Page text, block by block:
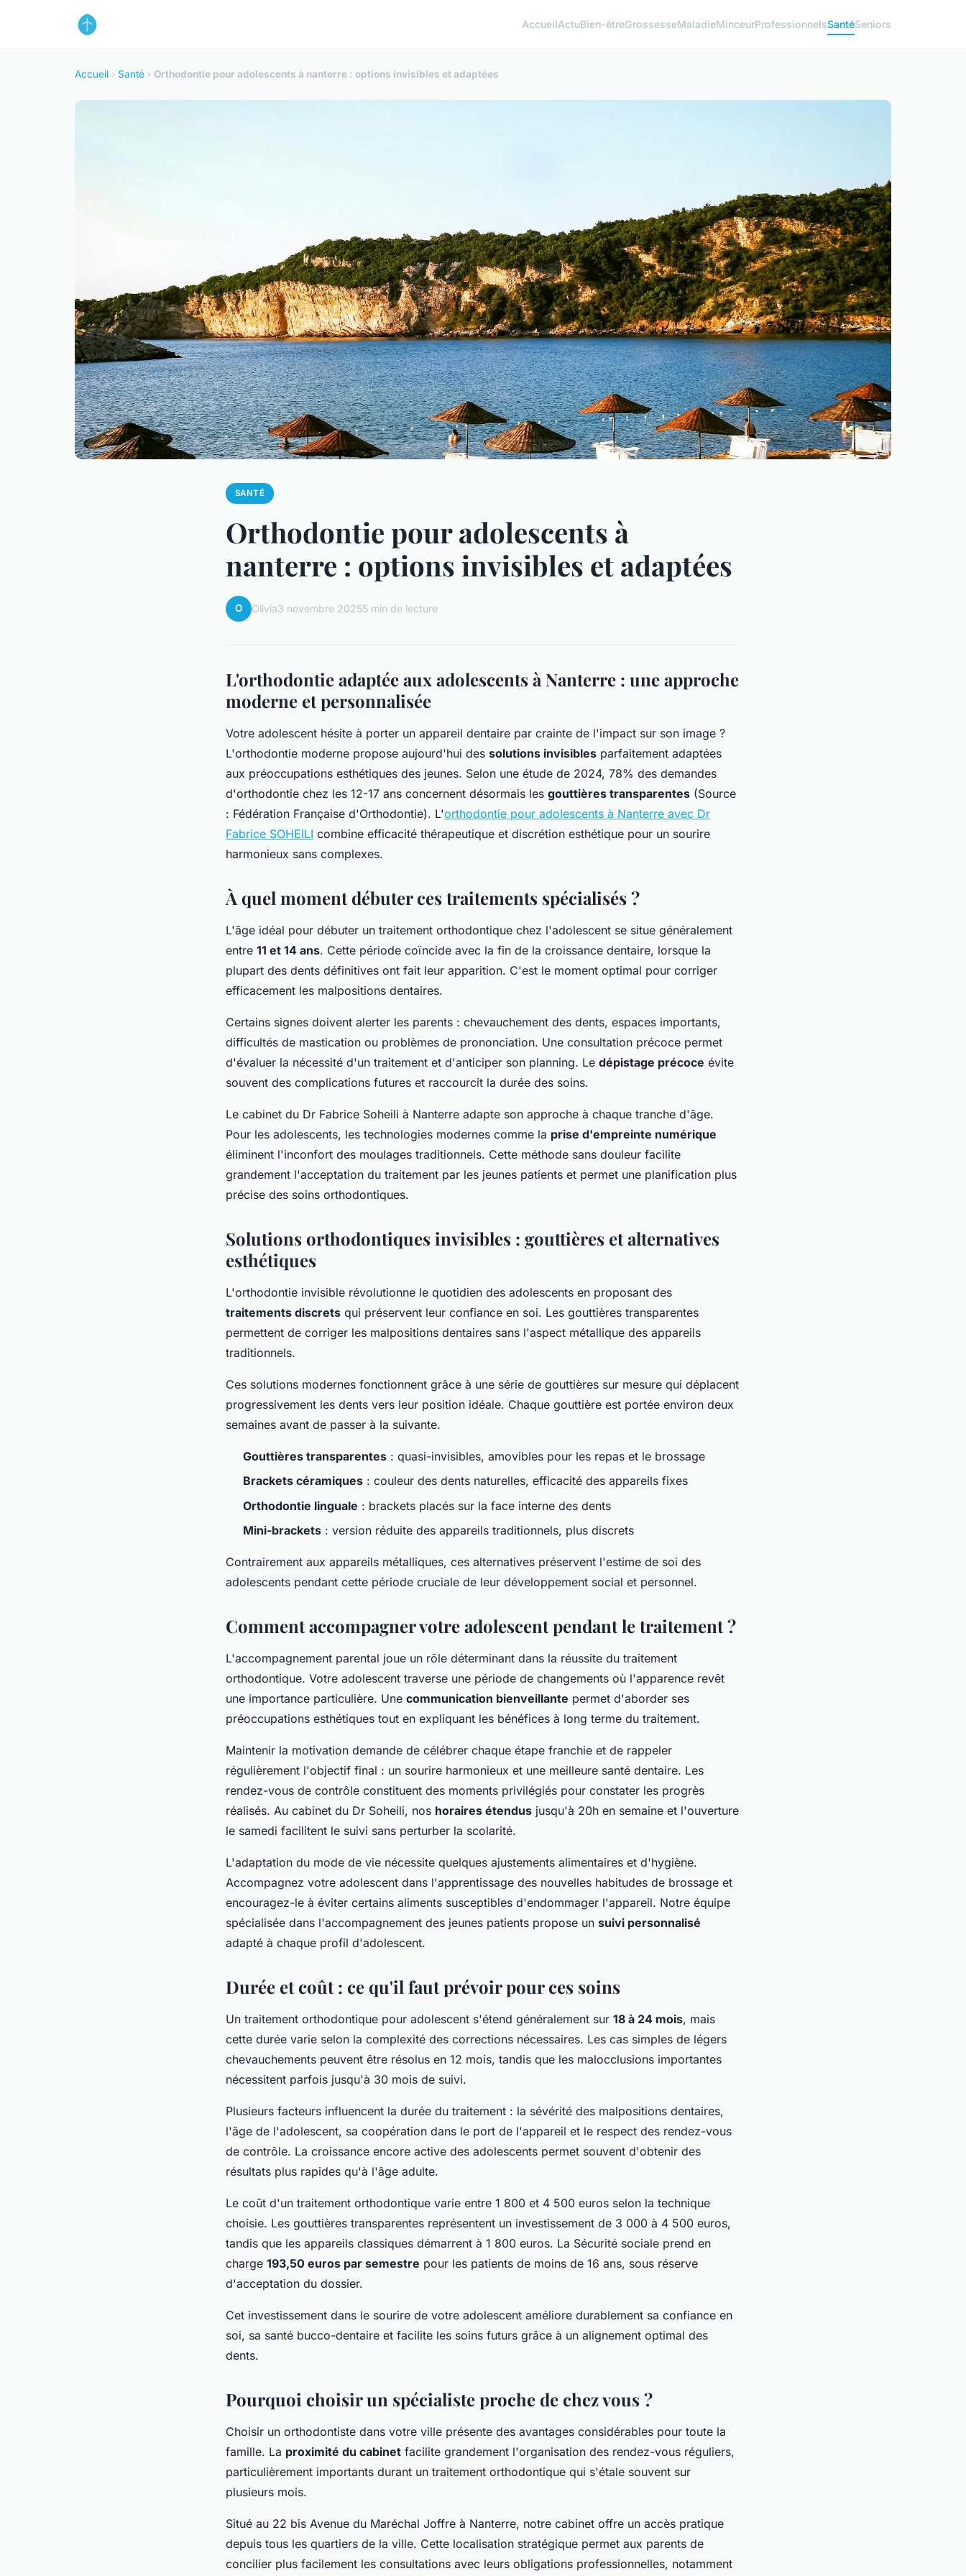
AccueilActuBien-êtreGrossesseMaladieMinceurProfessionnelsSantéSeniors
Accueil › Santé › Orthodontie pour adolescents à nanterre : options invisibles et adaptées
SANTÉ
Orthodontie pour adolescents à
nanterre : options invisibles et adaptées
O Olivia3 novembre 20255 min de lecture
L'orthodontie adaptée aux adolescents à Nanterre : une approche
moderne et personnalisée
Votre adolescent hésite à porter un appareil dentaire par crainte de l'impact sur son image ?
L'orthodontie moderne propose aujourd'hui des solutions invisibles parfaitement adaptées
aux préoccupations esthétiques des jeunes. Selon une étude de 2024, 78% des demandes
d'orthodontie chez les 12-17 ans concernent désormais les gouttières transparentes (Source
: Fédération Française d'Orthodontie). L'orthodontie pour adolescents à Nanterre avec Dr
Fabrice SOHEILI combine efficacité thérapeutique et discrétion esthétique pour un sourire
harmonieux sans complexes.
À quel moment débuter ces traitements spécialisés ?
L'âge idéal pour débuter un traitement orthodontique chez l'adolescent se situe généralement
entre 11 et 14 ans. Cette période coïncide avec la fin de la croissance dentaire, lorsque la
plupart des dents définitives ont fait leur apparition. C'est le moment optimal pour corriger
efficacement les malpositions dentaires.
Certains signes doivent alerter les parents : chevauchement des dents, espaces importants,
difficultés de mastication ou problèmes de prononciation. Une consultation précoce permet
d'évaluer la nécessité d'un traitement et d'anticiper son planning. Le dépistage précoce évite
souvent des complications futures et raccourcit la durée des soins.
Le cabinet du Dr Fabrice Soheili à Nanterre adapte son approche à chaque tranche d'âge.
Pour les adolescents, les technologies modernes comme la prise d'empreinte numérique
éliminent l'inconfort des moulages traditionnels. Cette méthode sans douleur facilite
grandement l'acceptation du traitement par les jeunes patients et permet une planification plus
précise des soins orthodontiques.
Solutions orthodontiques invisibles : gouttières et alternatives
esthétiques
L'orthodontie invisible révolutionne le quotidien des adolescents en proposant des
traitements discrets qui préservent leur confiance en soi. Les gouttières transparentes
permettent de corriger les malpositions dentaires sans l'aspect métallique des appareils
traditionnels.
Ces solutions modernes fonctionnent grâce à une série de gouttières sur mesure qui déplacent
progressivement les dents vers leur position idéale. Chaque gouttière est portée environ deux
semaines avant de passer à la suivante.
Gouttières transparentes : quasi-invisibles, amovibles pour les repas et le brossage
Brackets céramiques : couleur des dents naturelles, efficacité des appareils fixes
Orthodontie linguale : brackets placés sur la face interne des dents
Mini-brackets : version réduite des appareils traditionnels, plus discrets
Contrairement aux appareils métalliques, ces alternatives préservent l'estime de soi des
adolescents pendant cette période cruciale de leur développement social et personnel.
Comment accompagner votre adolescent pendant le traitement ?
L'accompagnement parental joue un rôle déterminant dans la réussite du traitement
orthodontique. Votre adolescent traverse une période de changements où l'apparence revêt
une importance particulière. Une communication bienveillante permet d'aborder ses
préoccupations esthétiques tout en expliquant les bénéfices à long terme du traitement.
Maintenir la motivation demande de célébrer chaque étape franchie et de rappeler
régulièrement l'objectif final : un sourire harmonieux et une meilleure santé dentaire. Les
rendez-vous de contrôle constituent des moments privilégiés pour constater les progrès
réalisés. Au cabinet du Dr Soheili, nos horaires étendus jusqu'à 20h en semaine et l'ouverture
le samedi facilitent le suivi sans perturber la scolarité.
L'adaptation du mode de vie nécessite quelques ajustements alimentaires et d'hygiène.
Accompagnez votre adolescent dans l'apprentissage des nouvelles habitudes de brossage et
encouragez-le à éviter certains aliments susceptibles d'endommager l'appareil. Notre équipe
spécialisée dans l'accompagnement des jeunes patients propose un suivi personnalisé
adapté à chaque profil d'adolescent.
Durée et coût : ce qu'il faut prévoir pour ces soins
Un traitement orthodontique pour adolescent s'étend généralement sur 18 à 24 mois, mais
cette durée varie selon la complexité des corrections nécessaires. Les cas simples de légers
chevauchements peuvent être résolus en 12 mois, tandis que les malocclusions importantes
nécessitent parfois jusqu'à 30 mois de suivi.
Plusieurs facteurs influencent la durée du traitement : la sévérité des malpositions dentaires,
l'âge de l'adolescent, sa coopération dans le port de l'appareil et le respect des rendez-vous
de contrôle. La croissance encore active des adolescents permet souvent d'obtenir des
résultats plus rapides qu'à l'âge adulte.
Le coût d'un traitement orthodontique varie entre 1 800 et 4 500 euros selon la technique
choisie. Les gouttières transparentes représentent un investissement de 3 000 à 4 500 euros,
tandis que les appareils classiques démarrent à 1 800 euros. La Sécurité sociale prend en
charge 193,50 euros par semestre pour les patients de moins de 16 ans, sous réserve
d'acceptation du dossier.
Cet investissement dans le sourire de votre adolescent améliore durablement sa confiance en
soi, sa santé bucco-dentaire et facilite les soins futurs grâce à un alignement optimal des
dents.
Pourquoi choisir un spécialiste proche de chez vous ?
Choisir un orthodontiste dans votre ville présente des avantages considérables pour toute la
famille. La proximité du cabinet facilite grandement l'organisation des rendez-vous réguliers,
particulièrement importants durant un traitement orthodontique qui s'étale souvent sur
plusieurs mois.
Situé au 22 bis Avenue du Maréchal Joffre à Nanterre, notre cabinet offre un accès pratique
depuis tous les quartiers de la ville. Cette localisation stratégique permet aux parents de
concilier plus facilement les consultations avec leurs obligations professionnelles, notamment